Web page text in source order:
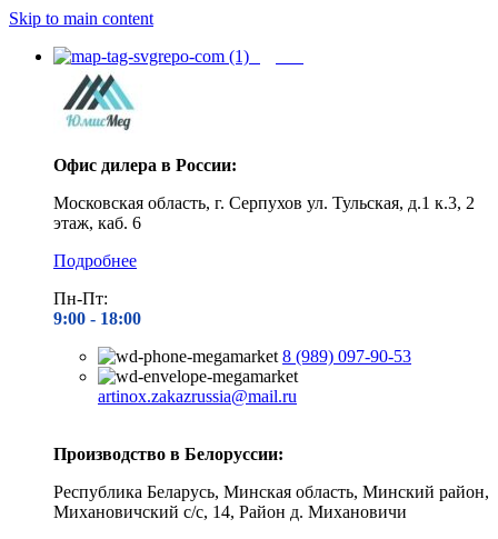
Skip to main content
Офис дилера в России:
Московская область, г. Серпухов ул. Тульская, д.1 к.3, 2
этаж, каб. 6
Подробнее
Пн-Пт:
9:00 - 18:00
8 (989) 097-90-53
artinox.zakazrussia@mail.ru
Производство в Белоруссии:
Республика Беларусь, Минская область, Минский район,
Михановичский с/с, 14, Район д. Михановичи